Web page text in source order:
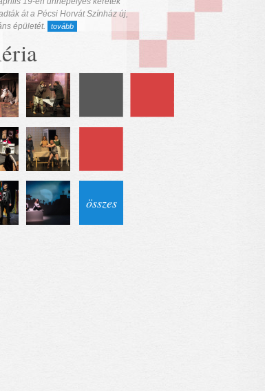
át a Pécsi Horvát Színház új,
épületét.
tovább
összes